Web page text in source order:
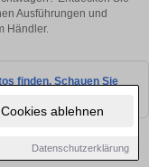
ablehnen
Datenschutzerklärung
Ausführungen und
Händler.
finden. Schauen Sie